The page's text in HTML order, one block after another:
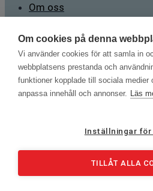
Om cookies på denna
Vi använder cookies för att samla in
webbplatsens prestanda och
funktioner kopplade till sociala medier
anpassa innehåll och annonser. Läs
Inställningar för
TILLÅT ALLA
Om oss
Kontakt
Sävstigen 2 165 71
+46 70 788 98 82